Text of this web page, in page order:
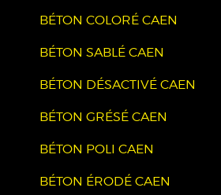
BÉTON COLORÉ CAEN
BÉTON SABLÉ CAEN
BÉTON DÉSACTIVÉ CAEN
BÉTON GRÉSÉ CAEN
BÉTON POLI CAEN
BÉTON ÉRODÉ CAEN